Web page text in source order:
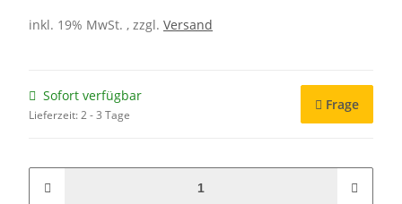
inkl. 19% MwSt. , zzgl. Versand
Sofort verfügbar
Lieferzeit:2 - 3 Tage
Frage